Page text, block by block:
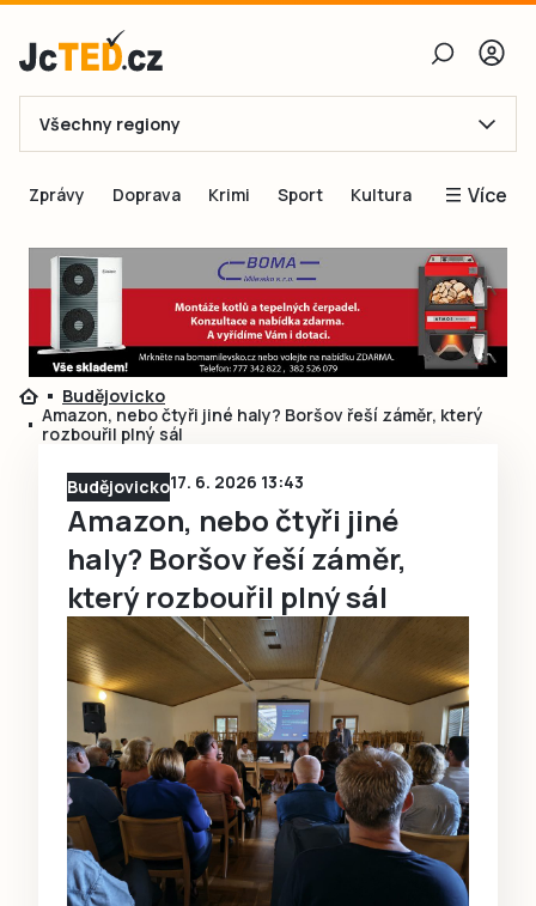
E-mail
Obnovit heslo
Přihlásit se
Přihlásit se přes Facebook
Ještě nemám účet, chci se
Všechny regiony
Zprávy Doprava Krimi Sport Kultura Více
Blogy
Inspirace
Čtenáři píší
Speciální přílohy
Budějovicko
Amazon, nebo čtyři jiné haly? Boršov řeší záměr, který
rozbouřil plný sál
Budějovicko17. 6. 2026 13:43
Amazon, nebo čtyři jiné
haly? Boršov řeší záměr,
který rozbouřil plný sál